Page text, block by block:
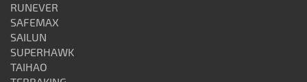
RUNEVER
SAFEMAX
SAILUN
SUPERHAWK
TAIHAO